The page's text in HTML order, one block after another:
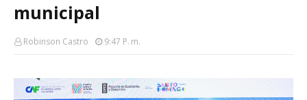
municipal
Robinson Castro 9:47 P. M.